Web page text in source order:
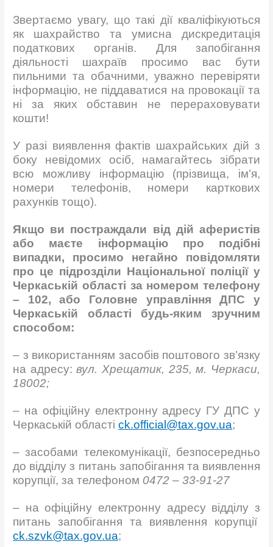
Звертаємо увагу, що такі дії кваліфікуються
як шахрайство та умисна дискредитація
податкових органів. Для запобігання
діяльності шахраїв просимо вас бути
пильними та обачними, уважно перевіряти
інформацію, не піддаватися на провокації та
ні за яких обставин не перераховувати
кошти!
У разі виявлення фактів шахрайських дій з
боку невідомих осіб, намагайтесь зібрати
всю можливу інформацію (прізвища, ім’я,
номери телефонів, номери карткових
рахунків тощо).
Якщо ви постраждали від дій аферистів
або маєте інформацію про подібні
випадки, просимо негайно повідомляти
про це підрозділи Національної поліції у
Черкаській області за номером телефону
– 102, або Головне управління ДПС у
Черкаській області будь-яким зручним
способом:
– з використанням засобів поштового зв’язку
на адресу:вул. Хрещатик, 235, м. Черкаси,
18002;
– на офіційну електронну адресу ГУ ДПС у
Черкаській областіck.official@tax.gov.ua;
– засобами телекомунікації, безпосередньо
до відділу з питань запобігання та виявлення
корупції, за телефоном 0472 – 33-91-27
– на офіційну електронну адресу відділу з
питань запобігання та виявлення корупції
ck.szvk@tax.gov.ua;